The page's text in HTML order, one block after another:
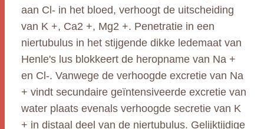
aan Cl- in het bloed, verhoogt de uitscheiding
van K +, Ca2 +, Mg2 +. Penetratie in een
niertubulus in het stijgende dikke ledemaat van
Henle's lus blokkeert de heropname van Na +
en Cl-. Vanwege de verhoogde excretie van Na
+ vindt secundaire geïntensiveerde excretie van
water plaats evenals verhoogde secretie van K
+ in distaal deel van de niertubulus. Gelijktijdige